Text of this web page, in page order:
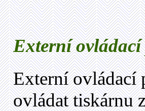
Externí
Externí ovládací
ovládat tiskárnu